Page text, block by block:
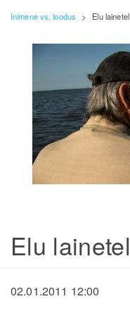
Inimene vs. loodus > Elu lainetel
Elu lainetel
02.01.2011 12:00